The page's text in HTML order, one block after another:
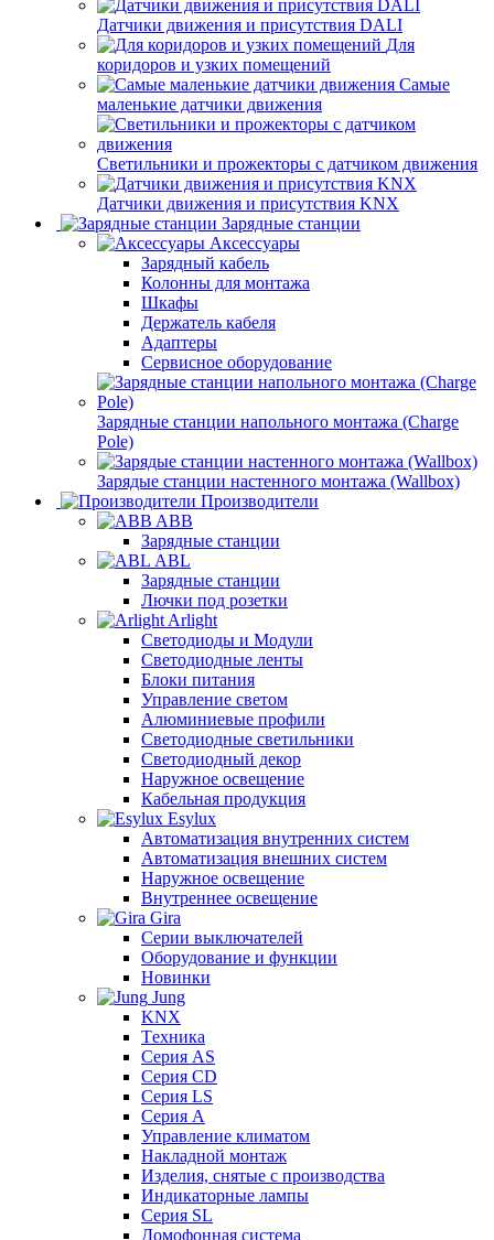
Датчики движения и присутствия DALI
Для
коридоров и узких помещений
Самые
маленькие датчики движения
Светильники и прожекторы с датчиком движения
Датчики движения и присутствия KNX
Зарядные станции
Аксессуары
Зарядный кабель
Колонны для монтажа
Шкафы
Держатель кабеля
Адаптеры
Сервисное оборудование
Зарядные станции напольного монтажа (Charge
Pole)
Зарядые станции настенного монтажа (Wallbox)
Производители
ABB
Зарядные станции
ABL
Зарядные станции
Лючки под розетки
Arlight
Светодиоды и Модули
Светодиодные ленты
Блоки питания
Управление светом
Алюминиевые профили
Светодиодные светильники
Светодиодный декор
Наружное освещение
Кабельная продукция
Esylux
Автоматизация внутренних систем
Автоматизация внешних систем
Наружное освещение
Внутреннее освещение
Gira
Серии выключателей
Оборудование и функции
Новинки
Jung
KNX
Tехника
Серия AS
Серия CD
Серия LS
Серия A
Управление климатом
Накладной монтаж
Изделия, снятые с производства
Индикаторные лампы
Серия SL
Домофонная система